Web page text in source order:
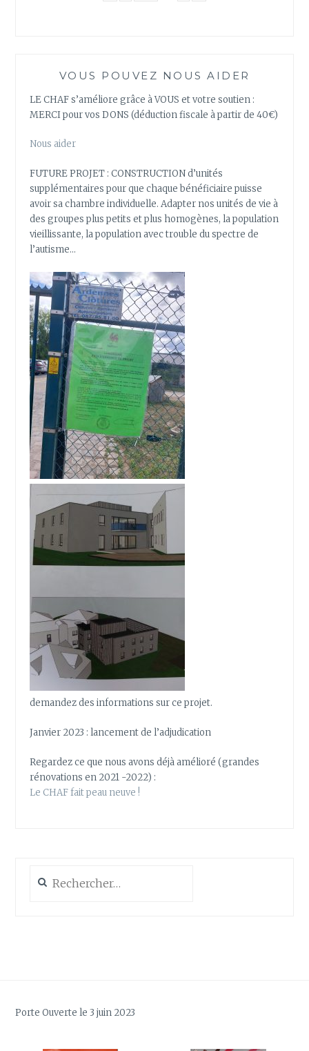
VOUS POUVEZ NOUS AIDER
LE CHAF s’améliore grâce à VOUS et votre soutien :
MERCI pour vos DONS (déduction fiscale à partir de 40€)
Nous aider
FUTURE PROJET : CONSTRUCTION d’unités
supplémentaires pour que chaque bénéficiaire puisse
avoir sa chambre individuelle. Adapter nos unités de vie à
des groupes plus petits et plus homogènes, la population
vieillissante, la population avec trouble du spectre de
l’autisme…
demandez des informations sur ce projet.
Janvier 2023 : lancement de l’adjudication
Regardez ce que nous avons déjà amélioré (grandes
rénovations en 2021 -2022) :
Le CHAF fait peau neuve !
Porte Ouverte le 3 juin 2023